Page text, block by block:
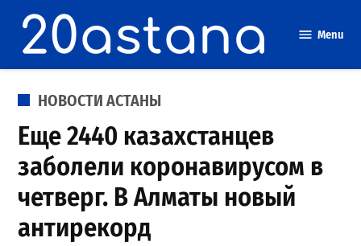
content
Menu
POSTED
НОВОСТИ АСТАНЫ
Еще 2440 казахстанцев
заболели коронавирусом в
четверг. В Алматы новый
антирекорд